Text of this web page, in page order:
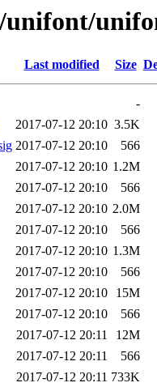
Last modified Size
-
2017-07-12 20:10 3.5K
2017-07-12 20:10
566
2017-07-12 20:10 1.2M
2017-07-12 20:10
566
2017-07-12 20:10 2.0M
2017-07-12 20:10
566
2017-07-12 20:10 1.3M
2017-07-12 20:10
566
2017-07-12 20:10
15M
2017-07-12 20:10
566
2017-07-12 20:11
12M
2017-07-12 20:11
566
2017-07-12 20:11 733K